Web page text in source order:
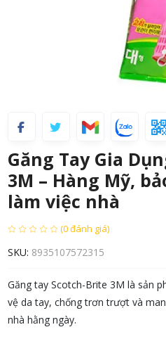
Găng Tay Gia
3M – Hàng Mỹ,
làm việc nhà
(0 đánh giá)
SKU: 8935107572315
Găng tay Scotch-Brite 3M là sản
vệ da tay, chống trơn trượt và
nhà hằng ngày.